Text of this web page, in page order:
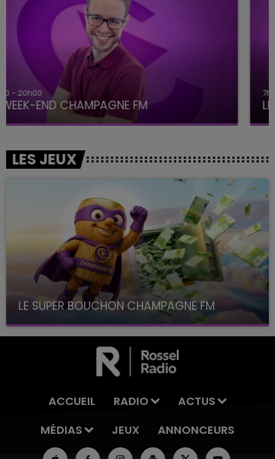
7h00 - 12h00
LE WEEK-END CHAMPAGNE FM
LES JEUX
LE SUPER BOUCHON CHAMPAGNE FM
avec La Famille Champagne FM, à 8H10
ACCUEIL RADIO
ACTUS
MÉDIAS
JEUX ANNONCEURS